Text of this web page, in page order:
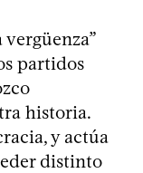
partidos
historia.
y actúa
distinto